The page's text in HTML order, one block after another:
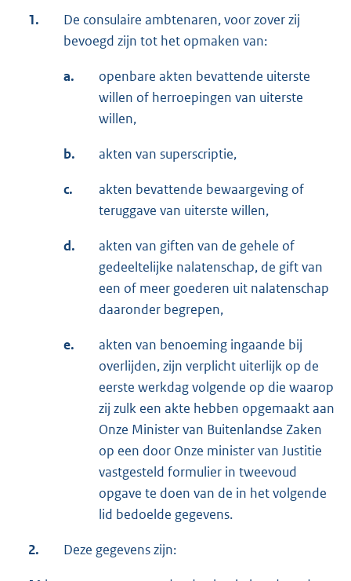
1.
De consulaire ambtenaren, voor zover zij
bevoegd zijn tot het opmaken van:
a.
openbare akten bevattende uiterste
willen of herroepingen van uiterste
willen,
b. akten van superscriptie,
c.
akten bevattende bewaargeving of
teruggave van uiterste willen,
d.
akten van giften van de gehele of
gedeeltelijke nalatenschap, de gift van
een of meer goederen uit nalatenschap
daaronder begrepen,
e.
akten van benoeming ingaande bij
overlijden, zijn verplicht uiterlijk op de
eerste werkdag volgende op die waarop
zij zulk een akte hebben opgemaakt aan
Onze Minister van Buitenlandse Zaken
op een door Onze minister van Justitie
vastgesteld formulier in tweevoud
opgave te doen van de in het volgende
lid bedoelde gegevens.
2. Deze gegevens zijn: